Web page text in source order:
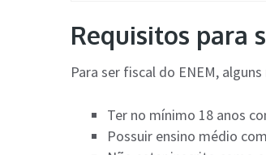
Requisitos para
Para ser fiscal do ENEM,
Ter no mínimo 18 anos
Possuir ensino médio